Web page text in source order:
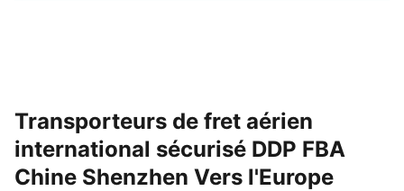
Transporteurs de fret aérien
international sécurisé DDP FBA
Chine Shenzhen Vers l'Europe